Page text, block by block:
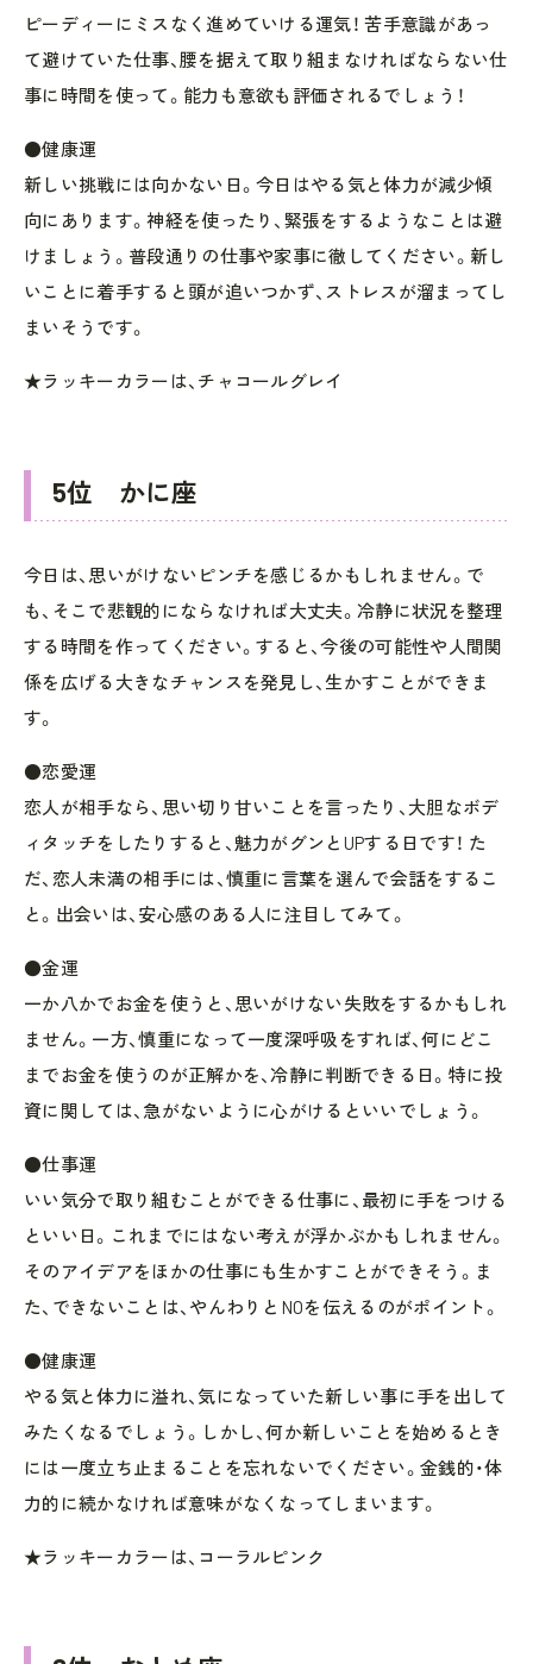
ピーディーにミスなく進めていける運気！ 苦手意識があっ
て避けていた仕事、腰を据えて取り組まなければならない仕
事に時間を使って。能力も意欲も評価されるでしょう！
●健康運
新しい挑戦には向かない日。今日はやる気と体力が減少傾
向にあります。神経を使ったり、緊張をするようなことは避
けましょう。普段通りの仕事や家事に徹してください。新し
いことに着手すると頭が追いつかず、ストレスが溜まってし
まいそうです。
★ラッキーカラーは、チャコールグレイ
5位 かに座
今日は、思いがけないピンチを感じるかもしれません。で
も、そこで悲観的にならなければ大丈夫。冷静に状況を整理
する時間を作ってください。すると、今後の可能性や人間関
係を広げる大きなチャンスを発見し、生かすことができま
す。
●恋愛運
恋人が相手なら、思い切り甘いことを言ったり、大胆なボデ
ィタッチをしたりすると、魅力がグンとUPする日です！ た
だ、恋人未満の相手には、慎重に言葉を選んで会話をするこ
と。出会いは、安心感のある人に注目してみて。
●金運
一か八かでお金を使うと、思いがけない失敗をするかもしれ
ません。一方、慎重になって一度深呼吸をすれば、何にどこ
までお金を使うのが正解かを、冷静に判断できる日。特に投
資に関しては、急がないように心がけるといいでしょう。
●仕事運
いい気分で取り組むことができる仕事に、最初に手をつける
といい日。これまでにはない考えが浮かぶかもしれません。
そのアイデアをほかの仕事にも生かすことができそう。ま
た、できないことは、やんわりとNOを伝えるのがポイント。
●健康運
やる気と体力に溢れ、気になっていた新しい事に手を出して
みたくなるでしょう。しかし、何か新しいことを始めるとき
には一度立ち止まることを忘れないでください。金銭的・体
力的に続かなければ意味がなくなってしまいます。
★ラッキーカラーは、コーラルピンク